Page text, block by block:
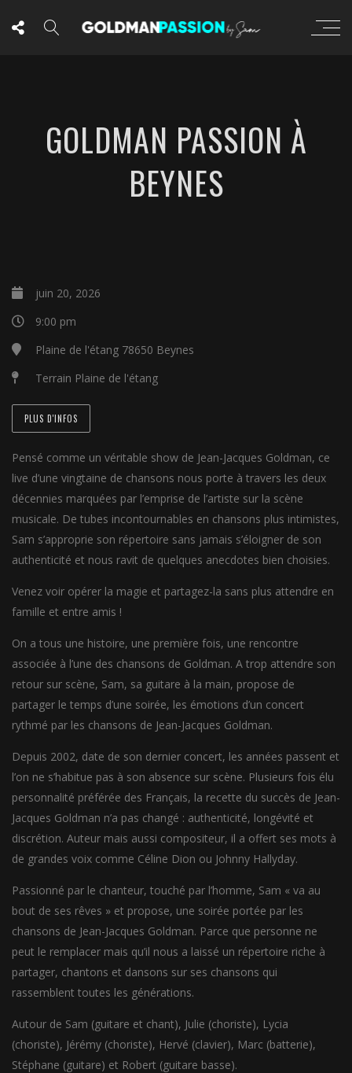
GOLDMAN PASSION À
BEYNES
juin 20, 2026
9:00 pm
Plaine de l'étang 78650 Beynes
Terrain Plaine de l'étang
PLUS D'INFOS
Pensé comme un véritable show de Jean-Jacques Goldman, ce
live d’une vingtaine de chansons nous porte à travers les deux
décennies marquées par l’emprise de l’artiste sur la scène
musicale. De tubes incontournables en chansons plus intimistes,
Sam s’approprie son répertoire sans jamais s’éloigner de son
authenticité et nous ravit de quelques anecdotes bien choisies.
Venez voir opérer la magie et partagez-la sans plus attendre en
famille et entre amis !
On a tous une histoire, une première fois, une rencontre
associée à l’une des chansons de Goldman. A trop attendre son
retour sur scène, Sam, sa guitare à la main, propose de
partager le temps d’une soirée, les émotions d’un concert
rythmé par les chansons de Jean-Jacques Goldman.
Depuis 2002, date de son dernier concert, les années passent et
l’on ne s’habitue pas à son absence sur scène. Plusieurs fois élu
personnalité préférée des Français, la recette du succès de Jean-
Jacques Goldman n’a pas changé : authenticité, longévité et
discrétion. Auteur mais aussi compositeur, il a offert ses mots à
de grandes voix comme Céline Dion ou Johnny Hallyday.
Passionné par le chanteur, touché par l’homme, Sam « va au
bout de ses rêves » et propose, une soirée portée par les
chansons de Jean-Jacques Goldman. Parce que personne ne
peut le remplacer mais qu’il nous a laissé un répertoire riche à
partager, chantons et dansons sur ses chansons qui
rassemblent toutes les générations.
Autour de Sam (guitare et chant), Julie (choriste), Lycia
(choriste), Jérémy (choriste), Hervé (clavier), Marc (batterie),
Stéphane (guitare) et Robert (guitare basse).